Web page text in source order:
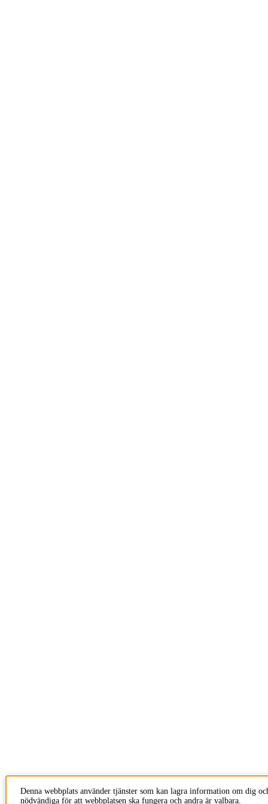
Denna webbplats använder tjänster som kan lagra information om dig
nödvändiga för att webbplatsen ska fungera och andra är valbara.